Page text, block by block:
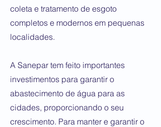
coleta e tratamento de esgoto
completos e modernos em pequenas
localidades.
A Sanepar tem feito importantes
investimentos para garantir o
abastecimento de água para as
cidades, proporcionando o seu
crescimento. Para manter e garantir o